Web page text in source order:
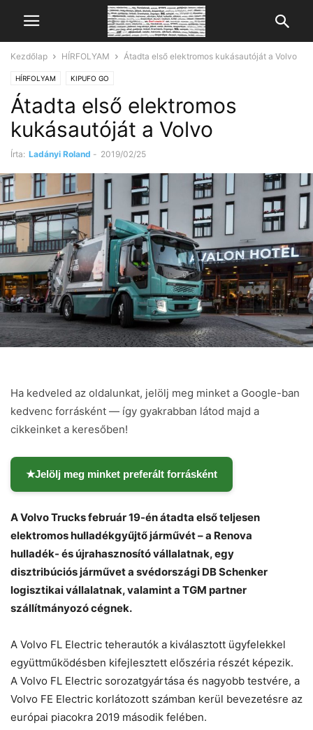
Kezdőlap HÍRFOLYAM Átadta első elektromos kukásautóját a Volvo
HÍRFOLYAM KIPUFO GO
Átadta első elektromos
kukásautóját a Volvo
Írta: Ladányi Roland - 2019/02/25
Ha kedveled az oldalunkat, jelölj meg minket a Google-ban
kedvenc forrásként — így gyakrabban látod majd a
cikkeinket a keresőben!
★Jelölj meg minket preferált forrásként
A Volvo Trucks február 19-én átadta első teljesen
elektromos hulladékgyűjtő járművét – a Renova
hulladék- és újrahasznosító vállalatnak, egy
disztribúciós járművet a svédországi DB Schenker
logisztikai vállalatnak, valamint a TGM partner
szállítmányozó cégnek.
A Volvo FL Electric teherautók a kiválasztott ügyfelekkel
együttműködésben kifejlesztett előszéria részét képezik.
A Volvo FL Electric sorozatgyártása és nagyobb testvére, a
Volvo FE Electric korlátozott számban kerül bevezetésre az
európai piacokra 2019 második felében.
Helló! Miben segíthetek ma?